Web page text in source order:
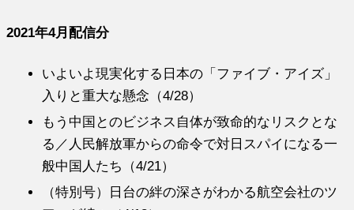
2021年4月配信分
いよいよ現実化する日本の「ファイブ・アイズ」
入りと重大な懸念（4/28）
もう中国とのビジネス自体が致命的なリスクとな
る／人民解放軍からの命令で対日スパイになる一
般中国人たち（4/21）
（特別号）日台の絆の深さがわかる航空会社のツ